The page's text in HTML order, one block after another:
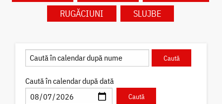
RUGĂCIUNI
SLUJBE
Caută în calendar după dată